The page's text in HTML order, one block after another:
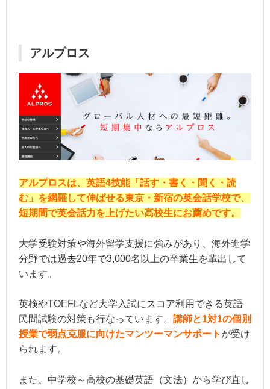
アルプロス
アルプロスは、英語4技能「話す・書く・聞く・読
む」を網羅して伸ばせる東京・新宿の英会話学校で、
短期間で英会話力を上げたい高校生にお薦めです。
大学受験対策や海外留学支援に強みがあり、海外進学
分野では過去20年で3,000名以上の卒業生を輩出して
います。
英検やTOEFLなど大学入試にスコア利用できる英語
民間試験の対策も行なっています。 講師と1対1の個別
授業で弱点克服に向けたマンツーマンサポート が受け
られます。
また、中学校～高校の基礎英語（文法）から学び直し